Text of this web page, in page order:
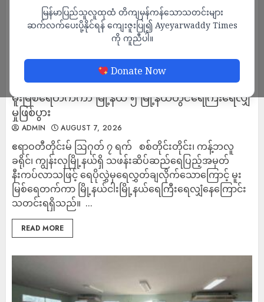
မြန်မာပြည်သူလူထုထံ တိကျမှန်ကန်သောသတင်းများ
ဆက်လက်ပေးပို့နိုင်ရန် ကျေးဇူးပြု၍ Ayeyarwaddy Times
ကို ကူညီပါ။
Donate Now
ကျွန်းလှမြို့နယ်ရှိ သဖန်းဆိပ်ဆည်ရေပိုလွှဲချမှုကြောင့်
မူးမြစ်ရေတက်ကာ မြို့နယ် ၅ မြို့နယ်တွင်ရေကြီးရေလျှံ
မှုဖြစ်ပွား
ADMIN AUGUST 7, 2026
ဧရာဝတီတိုင်းမ် ဩဂုတ် ၇ ရက် စစ်တိုင်းတိုင်း၊ ကန့်ဘလူ
ခရိုင်၊ ကျွန်းလှမြို့နယ်ရှိ သဖန်းဆိပ်ဆည်ရေပြည့်အမှတ်
နီးကပ်လာသဖြင့် ရေပိုလွှဲမှရေလွှတ်ချလိုက်သောကြောင့် မူး
မြစ်ရေတက်ကာ မြို့နယ်ငါးမြို့နယ်ရေကြီးရေလျှံနေကြောင်း
သတင်းရရှိသည်။ ...
READ MORE